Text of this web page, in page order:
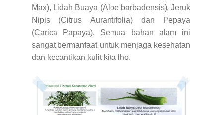
Max), Lidah Buaya (Aloe barbadensis), Jeruk
Nipis (Citrus Aurantifolia) dan Pepaya
(Carica Papaya). Semua bahan alam ini
sangat bermanfaat untuk menjaga kesehatan
dan kecantikan kulit kita lho.